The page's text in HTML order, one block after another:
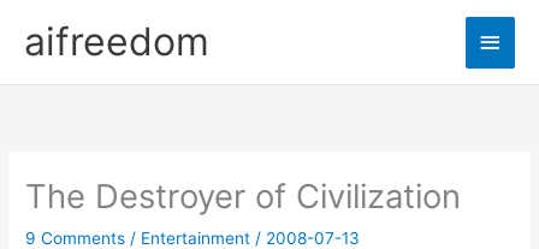
aifreedom
Main
The Destroyer of Civilization
9 Comments / Entertainment / 2008-07-13